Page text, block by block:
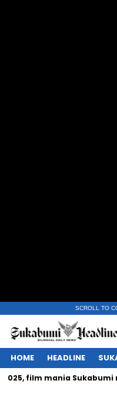
SCROLL TO
HOME HEADLINE
mania Sukabumi mau